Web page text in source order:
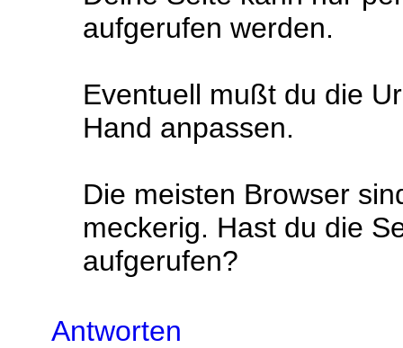
aufgerufen werden.
Eventuell mußt du die
Hand anpassen.
Die meisten Browser
meckerig. Hast du die
aufgerufen?
Antworten